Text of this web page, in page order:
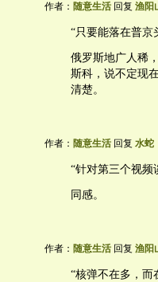
作者： 随意生活 回复 渔阳
“只要能落在普京
俄罗斯地广人稀
斯科，说不定现
清楚。
作者： 随意生活 回复 水蛇
“针对第三个视频
同感。
作者： 随意生活 回复 渔阳
“核弹不在多，而